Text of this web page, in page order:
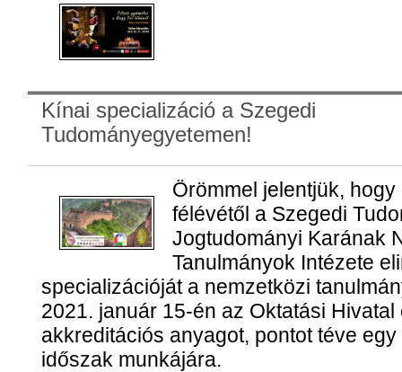
Kínai specializáció a Szegedi
Tudományegyetemen!
Örömmel jelentjük,
félévétől a Szegedi
Jogtudományi Karának
Tanulmányok Intézete
specializációját a nemzetközi
2021. január 15-én az Oktatási
akkreditációs anyagot, pontot téve
időszak munkájára.